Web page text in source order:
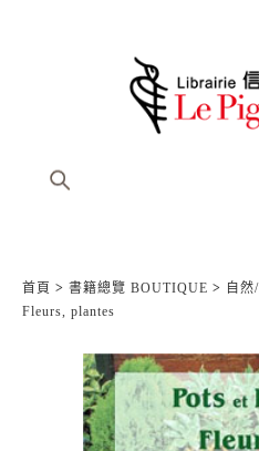
首頁 > 書籍總覽 BOUTIQUE > 自然
Fleurs, plantes